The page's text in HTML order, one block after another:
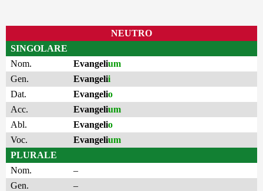
NEUTRO
SINGOLARE
Nom.
Evangelium
Gen.
Evangelii
Dat.
Evangelio
Acc.
Evangelium
Abl.
Evangelio
Voc.
Evangelium
PLURALE
Nom.
–
Gen.
–